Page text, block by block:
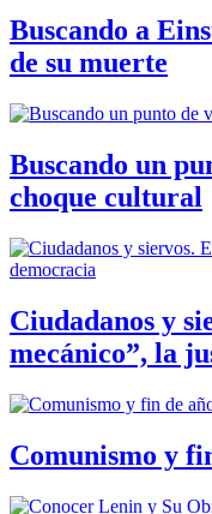
Buscando a
de su muerte
Buscando un
choque cultural
Ciudadanos y
mecánico”, la
Comunismo y